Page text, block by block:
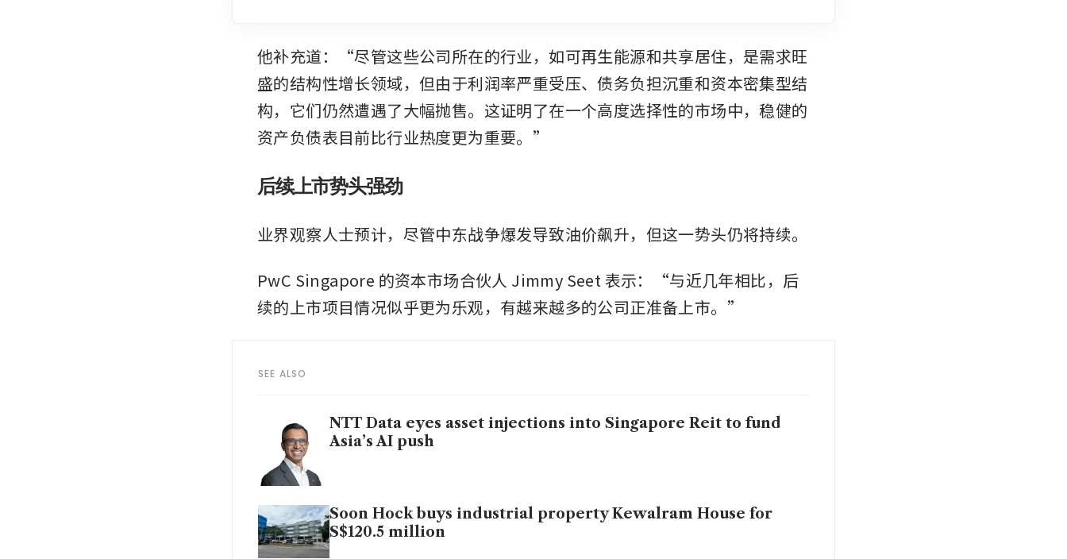
他补充道：“尽管这些公司所在的行业，如可再生能源和共享居住，是需求旺
盛的结构性增长领域，但由于利润率严重受压、债务负担沉重和资本密集型结
构，它们仍然遭遇了大幅抛售。这证明了在一个高度选择性的市场中，稳健的
资产负债表目前比行业热度更为重要。”
后续上市势头强劲
业界观察人士预计，尽管中东战争爆发导致油价飙升，但这一势头仍将持续。
PwC Singapore 的资本市场合伙人 Jimmy Seet 表示：“与近几年相比，后
续的上市项目情况似乎更为乐观，有越来越多的公司正准备上市。”
SEE ALSO
NTT Data eyes asset injections into Singapore Reit to fund
Asia’s AI push
Soon Hock buys industrial property Kewalram House for
S$120.5 million